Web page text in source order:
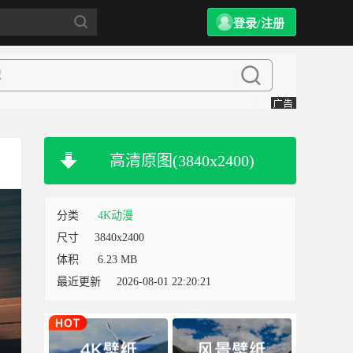
登录/注册
高清原图(3840x2400)
分类
4K动漫
尺寸
3840x2400
体积
6.23 MB
最近更新
2026-08-01 22:20:21